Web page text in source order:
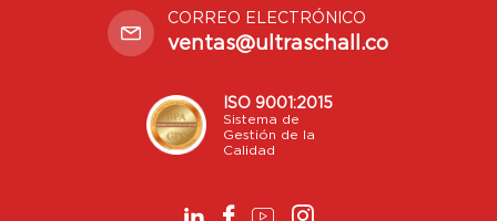
CORREO ELECTRÓNICO
ventas@ultraschall.co
ISO 9001:2015
Sistema de
Gestión de la
Calidad